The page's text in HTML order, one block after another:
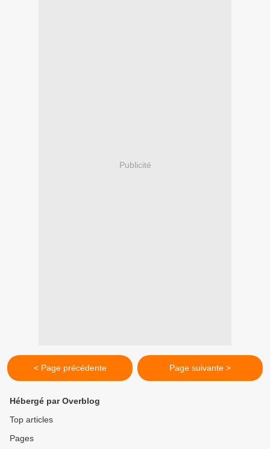
Publicité
< Page précédente Page suivante >
Hébergé par Overblog
Top articles
Pages